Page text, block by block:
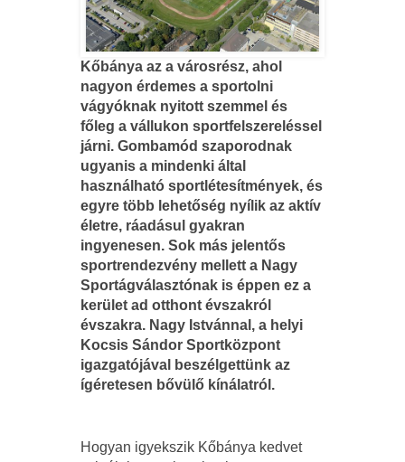
Kőbánya az a városrész, ahol
nagyon érdemes a sportolni
vágyóknak nyitott szemmel és
főleg a vállukon sportfelszereléssel
járni. Gombamód szaporodnak
ugyanis a mindenki által
használható sportlétesítmények, és
egyre több lehetőség nyílik az aktív
életre, ráadásul gyakran
ingyenesen. Sok más jelentős
sportrendezvény mellett a Nagy
Sportágválasztónak is éppen ez a
kerület ad otthont évszakról
évszakra. Nagy Istvánnal, a helyi
Kocsis Sándor Sportközpont
igazgatójával beszélgettünk az
ígéretesen bővülő kínálatról.
Hogyan igyekszik Kőbánya kedvet